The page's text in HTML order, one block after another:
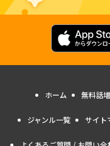
ホーム 無料話
ジャンル一覧 サイト